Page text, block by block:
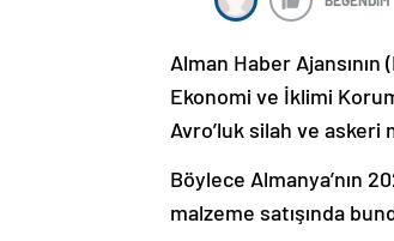
Alman Haber
Ekonomi ve İklimi
Avro’luk silah ve askeri
Böylece Almanya’nın
malzeme satışında